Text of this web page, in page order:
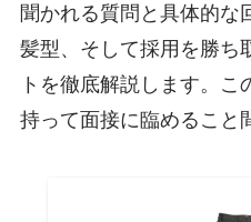
聞かれる質問と具体的な
髪型、そして採用を勝ち
トを徹底解説します。こ
持って面接に臨めること